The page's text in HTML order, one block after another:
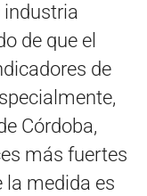
industria
de que el
de
Córdoba,
más fuertes
la medida es